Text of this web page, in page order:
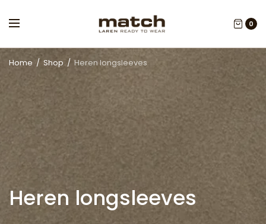
0
Home / Shop / Heren longsleeves
Heren longsleeves